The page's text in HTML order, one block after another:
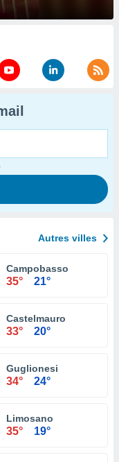
Autres villes
Campobasso
35° 21°
Castelmauro
33° 20°
Guglionesi
34° 24°
Limosano
35° 19°